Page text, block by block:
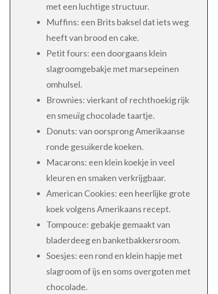
met een luchtige structuur.
Muffins: een Brits baksel dat iets weg
heeft van brood en cake.
Petit fours: een doorgaans klein
slagroomgebakje met marsepeinen
omhulsel.
Brownies: vierkant of rechthoekig rijk
en smeuïg chocolade taartje.
Donuts: van oorsprong Amerikaanse
ronde gesuikerde koeken.
Macarons: een klein koekje in veel
kleuren en smaken verkrijgbaar.
American Cookies: een heerlijke grote
koek volgens Amerikaans recept.
Tompouce: gebakje gemaakt van
bladerdeeg en banketbakkersroom.
Soesjes: een rond en klein hapje met
slagroom of ijs en soms overgoten met
chocolade.